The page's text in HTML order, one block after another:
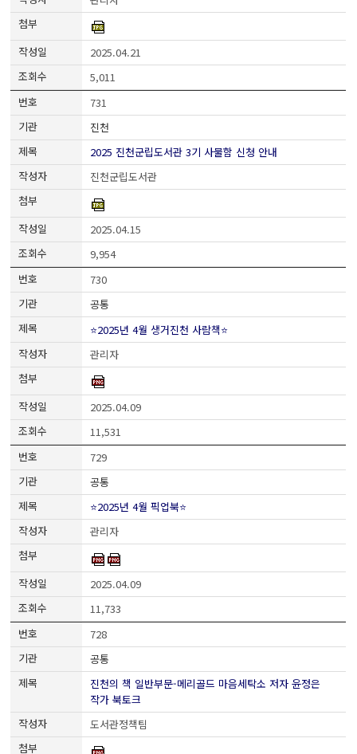
2025.04.21
5,011
731
진천
2025 진천군립도서관 3기 사물함 신청 안내
진천군립도서관
2025.04.15
9,954
730
공통
⭐2025년 4월 생거진천 사람책⭐
관리자
2025.04.09
11,531
729
공통
⭐2025년 4월 픽업북⭐
관리자
2025.04.09
11,733
728
공통
진천의 책 일반부문-메리골드 마음세탁소 저자 윤정은
작가 북토크
도서관정책팀